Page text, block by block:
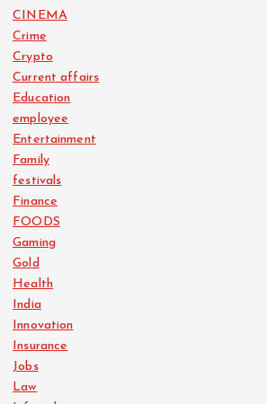
CINEMA
Crime
Crypto
Current affairs
Education
employee
Entertainment
Family
festivals
Finance
FOODS
Gaming
Gold
Health
India
Innovation
Insurance
Jobs
Law